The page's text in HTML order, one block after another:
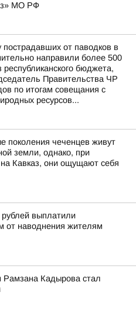
МО РФ
от паводков в
направили более 500
республиканского бюджета,
Правительства ЧР
по итогам совещания с
ресурсов...
поколения чеченцев живут
земли, однако, при
Кавказ, они ощущают себя
выплатили
от наводнения жителям
Кадырова стал